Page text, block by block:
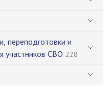
переподготовки и
участников СВО 228